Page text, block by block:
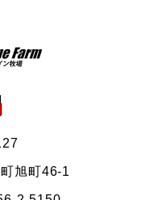
旭町46-1